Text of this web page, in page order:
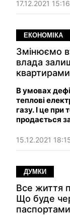
G20
17.12.2021 15:16
ЕКОНОМІКА
Змінюємо
влада
квартирами
В умовах
теплові
газу. І це при
продається
нас чекає
15.12.2021
ДУМКИ
Все життя
Що буде
паспортами